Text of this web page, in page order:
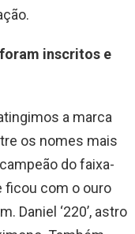
inscritos e
a marca
os nomes mais
do faixa-
ficou com o ouro
Daniel ‘220’, astro